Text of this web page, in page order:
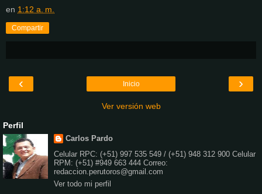
en 1:12 a. m.
Compartir
‹ ›
Inicio
Ver versión web
Perfil
Carlos Pardo
Celular RPC: (+51) 997 535 549 / (+51) 948 312 900 Celular
RPM: (+51) #949 663 444 Correo:
redaccion.perutoros@gmail.com
Ver todo mi perfil